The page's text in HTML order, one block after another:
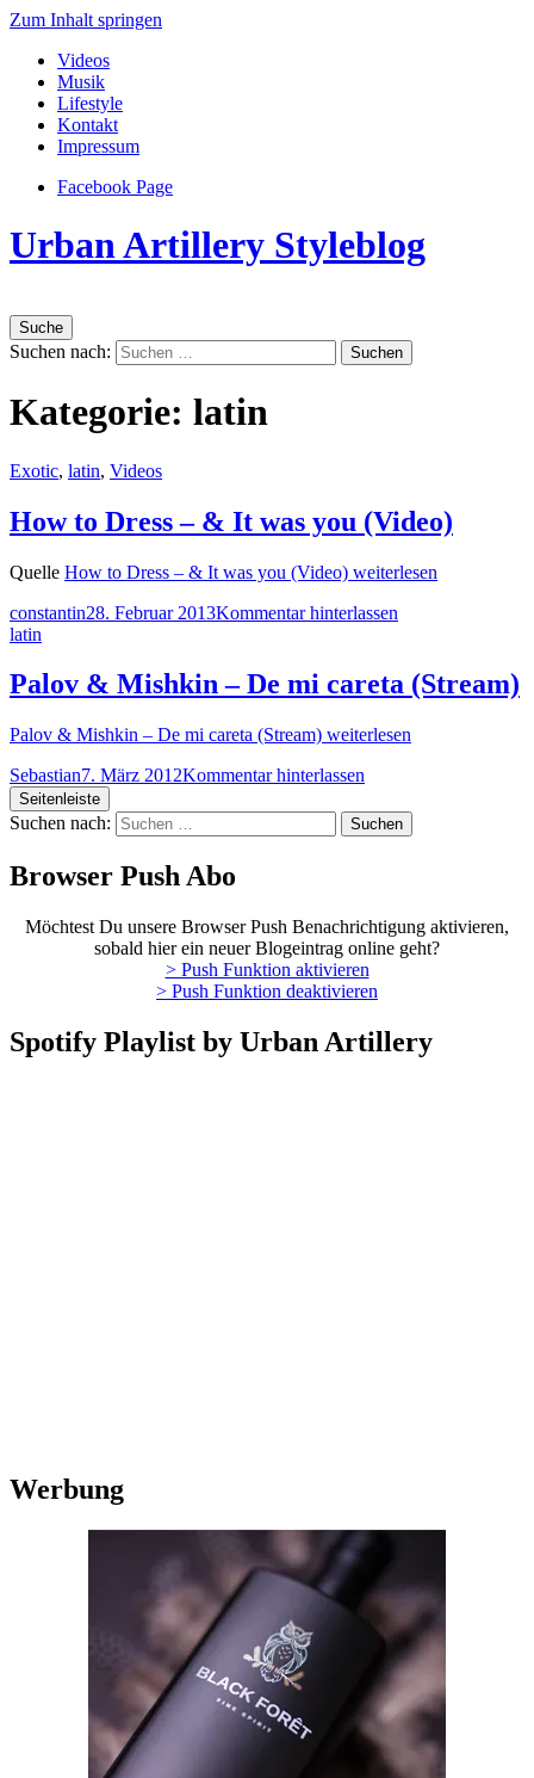
Zum Inhalt springen
Videos
Musik
Lifestyle
Kontakt
Impressum
Facebook Page
Urban Artillery Styleblog
Suche
Suchen nach:
Kategorie: latin
Exotic, latin, Videos
How to Dress – & It was you (Video)
Quelle How to Dress – & It was you (Video) weiterlesen
constantin28. Februar 2013Kommentar hinterlassen
latin
Palov & Mishkin – De mi careta (Stream)
Palov & Mishkin – De mi careta (Stream) weiterlesen
Sebastian7. März 2012Kommentar hinterlassen
Seitenleiste
Suchen nach:
Browser Push Abo
Möchtest Du unsere Browser Push Benachrichtigung aktivieren,
sobald hier ein neuer Blogeintrag online geht?
> Push Funktion aktivieren
> Push Funktion deaktivieren
Spotify Playlist by Urban Artillery
Werbung